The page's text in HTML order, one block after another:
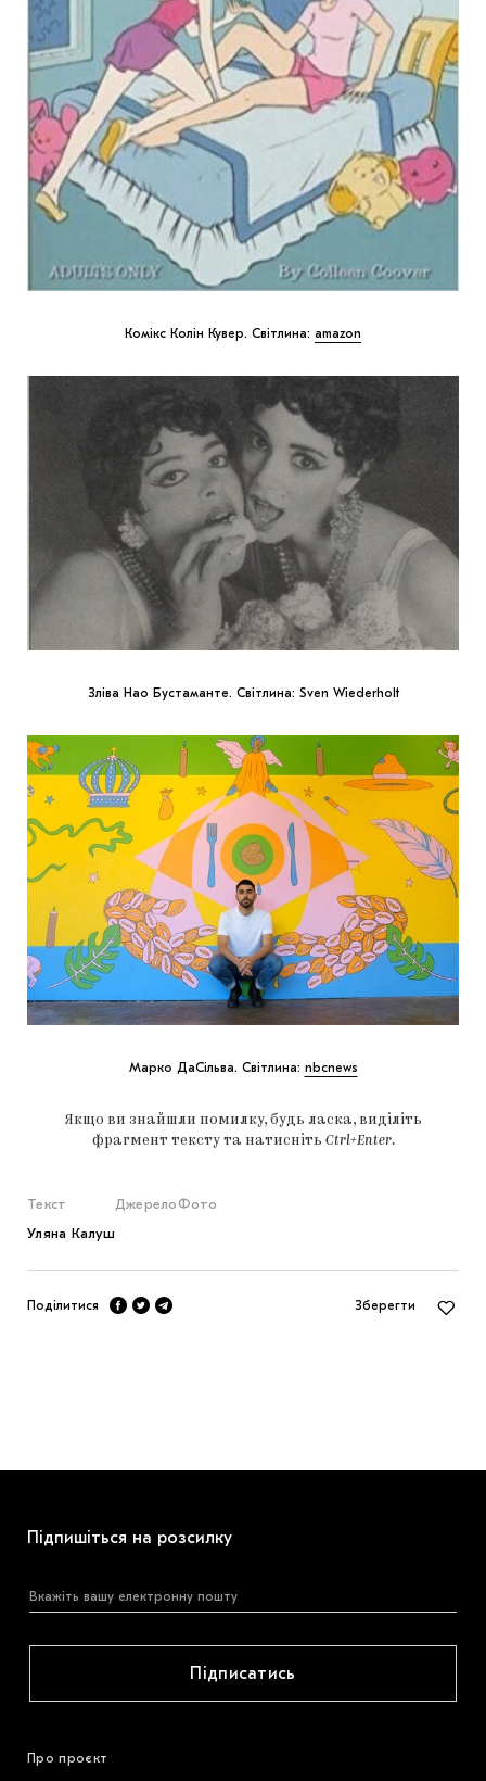
Комікс Колін Кувер. Світлина: amazon
Зліва Нао Бустаманте. Світлина: Sven Wiederholt
Марко ДаСільва. Світлина: nbcnews
Якщо ви знайшли помилку, будь ласка, виділіть
фрагмент тексту та натисніть Ctrl+Enter.
Текст
Уляна Калуш
Джерело Фото
Поділитися Зберегти
Підпишіться на розсилку
Підписатись
Про проєкт